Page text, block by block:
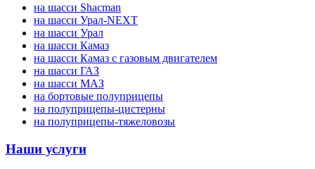
на шасси Shacman
на шасси Урал-NEXT
на шасси Урал
на шасси Камаз
на шасси Камаз с газовым двигателем
на шасси ГАЗ
на шасси МАЗ
на бортовые полуприцепы
на полуприцепы-цистерны
на полуприцепы-тяжеловозы
Наши услуги